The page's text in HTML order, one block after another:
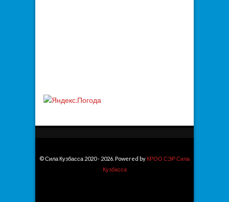
© Сила Кузбасса 2020 - 2026. Powered by КРОО СЭР Сила
Кузбасса